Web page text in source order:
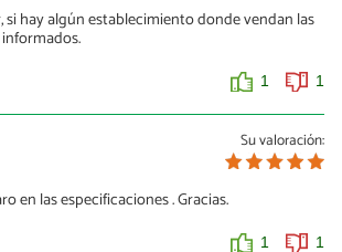
si hay algún establecimiento donde vendan las
1 1
Su valoración:
en las especificaciones . Gracias.
1 1